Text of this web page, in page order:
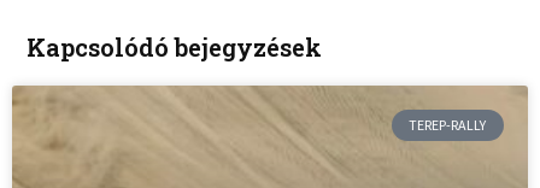
Kapcsolódó bejegyzések
TEREP-RALLY